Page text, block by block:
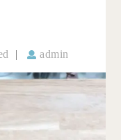
| admin